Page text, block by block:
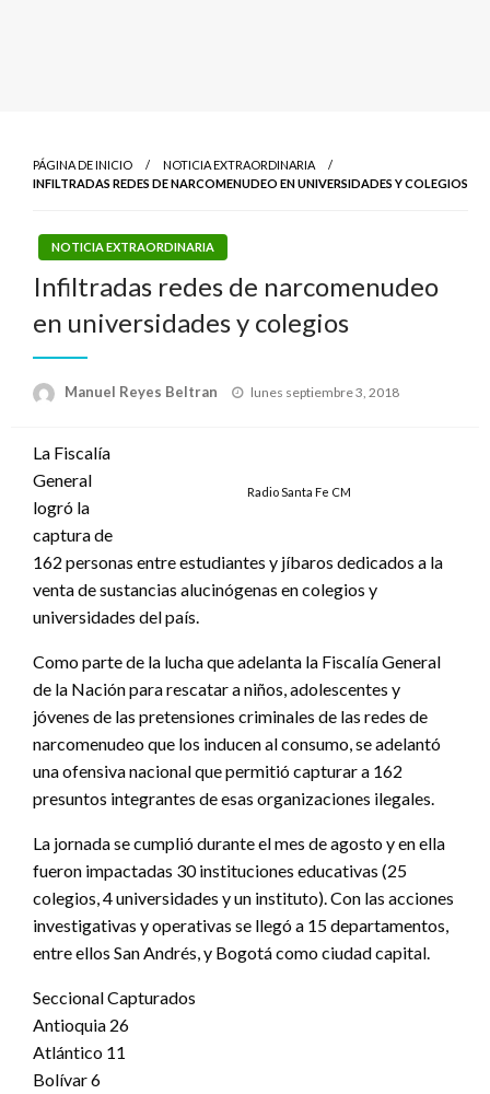
PÁGINA DE INICIO
NOTICIA EXTRAORDINARIA
INFILTRADAS REDES DE NARCOMENUDEO EN UNIVERSIDADES Y COLEGIOS
NOTICIA EXTRAORDINARIA
Infiltradas redes de narcomenudeo
en universidades y colegios
Manuel Reyes Beltran
Publicado
lunes septiembre 3, 2018
Radio Santa Fe CM
La Fiscalía
General
logró la
captura de
162 personas entre estudiantes y jíbaros dedicados a la
venta de sustancias alucinógenas en colegios y
universidades del país.
Como parte de la lucha que adelanta la Fiscalía General
de la Nación para rescatar a niños, adolescentes y
jóvenes de las pretensiones criminales de las redes de
narcomenudeo que los inducen al consumo, se adelantó
una ofensiva nacional que permitió capturar a 162
presuntos integrantes de esas organizaciones ilegales.
La jornada se cumplió durante el mes de agosto y en ella
fueron impactadas 30 instituciones educativas (25
colegios, 4 universidades y un instituto). Con las acciones
investigativas y operativas se llegó a 15 departamentos,
entre ellos San Andrés, y Bogotá como ciudad capital.
Seccional Capturados
Antioquia 26
Atlántico 11
Bolívar 6